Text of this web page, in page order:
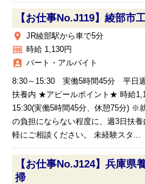
【お仕事No.J119】綾部市
place JR綾部駅から車で5分
money 時給 1,130円
assignment_ind パート・アルバイト
8:30～15:30 実働5時間45分 平日
扶養内 ★アピールポイント★ 時給
15:30(実働5時間45分、休憩75分) ※
の負担にならない程度に、週3日扶
軽にご相談ください。 未経験スタ...
【お仕事No.J124】兵庫県
掃